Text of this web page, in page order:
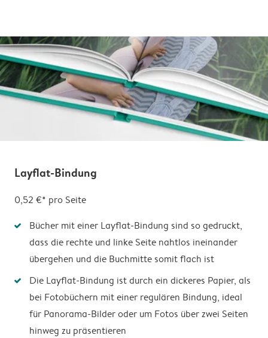
Layflat-Bindung
0,52 €* pro Seite
Bücher mit einer Layflat-Bindung sind so gedruckt,
dass die rechte und linke Seite nahtlos ineinander
übergehen und die Buchmitte somit flach ist
Die Layflat-Bindung ist durch ein dickeres Papier, als
bei Fotobüchern mit einer regulären Bindung, ideal
für Panorama-Bilder oder um Fotos über zwei Seiten
hinweg zu präsentieren